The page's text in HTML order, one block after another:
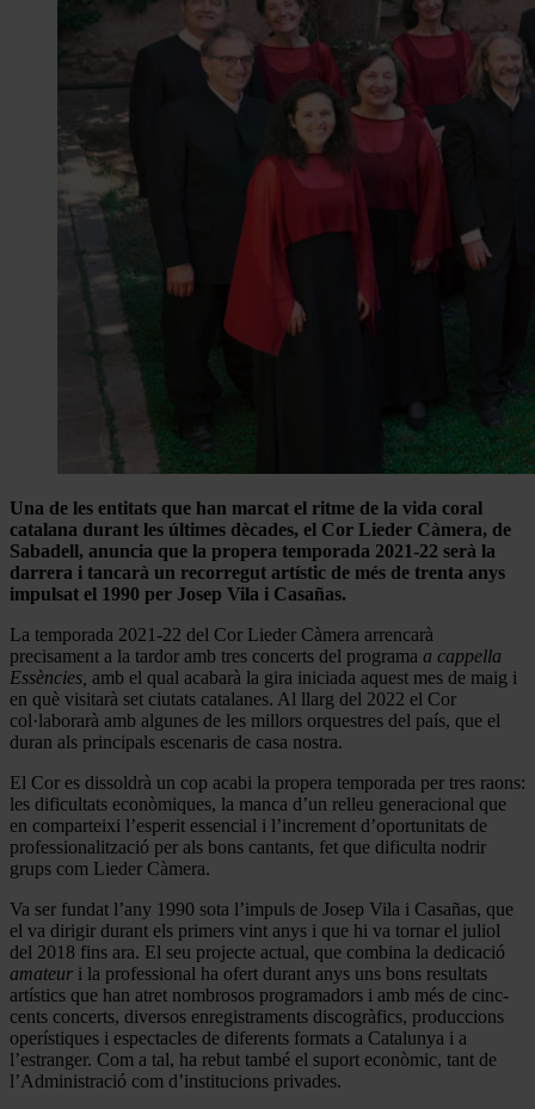
Una de les entitats que han marcat el ritme de la vida coral
catalana durant les últimes dècades, el Cor Lieder Càmera, de
Sabadell, anuncia que la propera temporada 2021-22 serà la
darrera i tancarà un recorregut artístic de més de trenta anys
impulsat el 1990 per Josep Vila i Casañas.
La temporada 2021-22 del Cor Lieder Càmera arrencarà
precisament a la tardor amb tres concerts del programa a cappella
Essències, amb el qual acabarà la gira iniciada aquest mes de maig i
en què visitarà set ciutats catalanes. Al llarg del 2022 el Cor
col·laborarà amb algunes de les millors orquestres del país, que el
duran als principals escenaris de casa nostra.
El Cor es dissoldrà un cop acabi la propera temporada per tres raons:
les dificultats econòmiques, la manca d’un relleu generacional que
en comparteixi l’esperit essencial i l’increment d’oportunitats de
professionalització per als bons cantants, fet que dificulta nodrir
grups com Lieder Càmera.
Va ser fundat l’any 1990 sota l’impuls de Josep Vila i Casañas, que
el va dirigir durant els primers vint anys i que hi va tornar el juliol
del 2018 fins ara. El seu projecte actual, que combina la dedicació
amateur i la professional ha ofert durant anys uns bons resultats
artístics que han atret nombrosos programadors i amb més de cinc-
cents concerts, diversos enregistraments discogràfics, produccions
operístiques i espectacles de diferents formats a Catalunya i a
l’estranger. Com a tal, ha rebut també el suport econòmic, tant de
l’Administració com d’institucions privades.